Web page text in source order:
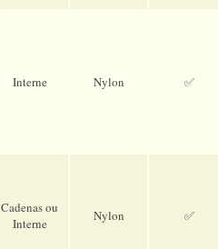
Interne Nylon ✅
Cadenas ou
Interne
Nylon ✅